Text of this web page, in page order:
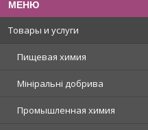
Товары и услуги
Пищевая химия
Мініральні добрива
Промышленная химия